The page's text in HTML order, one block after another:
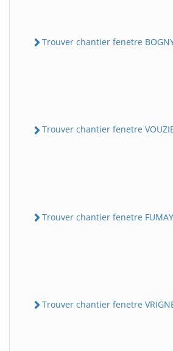
Trouver chantier fenetre
Trouver chantier fenetre
Trouver chantier fenetre FUMAY
Trouver chantier fenetre